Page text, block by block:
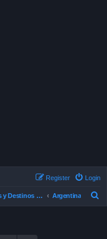
Login
Register
Viajes y Destinos de Pesca Argentina